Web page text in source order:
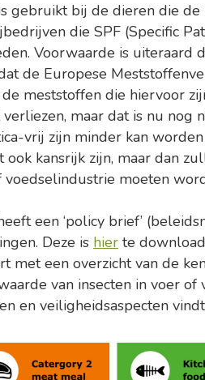
gebruikt bij de dieren die
die SPF (Specific
Voorwaarde is uiteraard
de Europese
meststoffen die hiervoor
maar dat is nu nog
vrij zijn minder kan
kansrijk zijn, maar dan
moeten
een ‘policy brief’
Deze is hier te
met een overzicht van de
van insecten in voer
en veiligheidsaspecten